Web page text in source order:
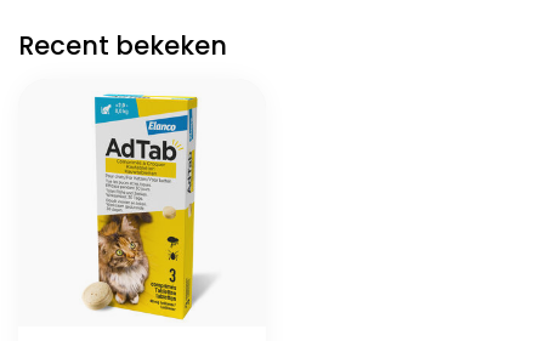
Recent bekeken